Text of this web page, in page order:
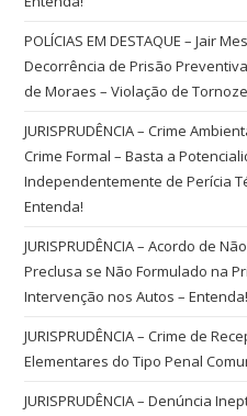
POLÍCIAS EM DESTAQUE – Jair
Decorrência de Prisão
de Moraes – Violação de
JURISPRUDÊNCIA – Crime
Crime Formal – Basta a
Independentemente de Perícia
Entenda!
JURISPRUDÊNCIA – Acordo de
Preclusa se Não Formulado na
Intervenção nos Autos – Entenda!
JURISPRUDÊNCIA – Crime de
Elementares do Tipo Penal
JURISPRUDÊNCIA – Denúncia